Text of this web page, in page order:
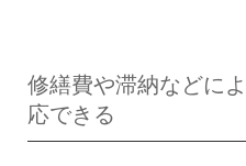
修繕費や滞納などに
応できる